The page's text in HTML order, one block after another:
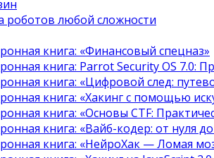
роботов любой сложности
книга: «Финансовый спецназ»
книга: Parrot Security OS 7.0:
книга: «Цифровой след:
книга: «Хакинг с помощью
книга: «Основы CTF:
книга: «Вайб-кодер: от нуля
книга: «НейроХак — Ломая